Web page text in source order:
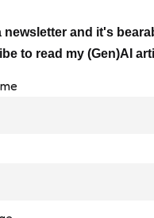
newsletter and it's
to read my (Gen)AI